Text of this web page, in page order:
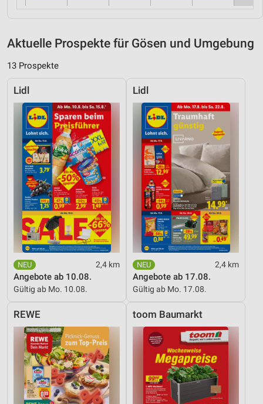
Aktuelle Prospekte für Gösen und Umgebung
13 Prospekte
Lidl
2,4 km
Angebote ab 10.08.
Gültig ab Mo. 10.08.
Lidl
2,4 km
Angebote ab 17.08.
Gültig ab Mo. 17.08.
REWE toom Baumarkt